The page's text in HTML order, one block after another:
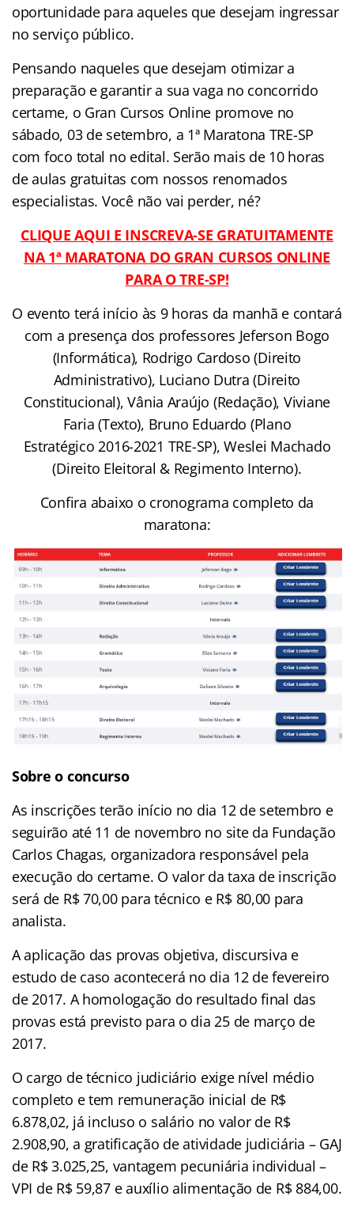
oportunidade para aqueles que desejam ingressar
no serviço público.
Pensando naqueles que desejam otimizar a
preparação e garantir a sua vaga no concorrido
certame, o Gran Cursos Online promove no
sábado, 03 de setembro, a 1ª Maratona TRE-SP
com foco total no edital. Serão mais de 10 horas
de aulas gratuitas com nossos renomados
especialistas. Você não vai perder, né?
CLIQUE AQUI E INSCREVA-SE GRATUITAMENTE
NA 1ª MARATONA DO GRAN CURSOS ONLINE
PARA O TRE-SP!
O evento terá início às 9 horas da manhã e contará
com a presença dos professores Jeferson Bogo
(Informática), Rodrigo Cardoso (Direito
Administrativo), Luciano Dutra (Direito
Constitucional), Vânia Araújo (Redação), Viviane
Faria (Texto), Bruno Eduardo (Plano
Estratégico 2016-2021 TRE-SP), Weslei Machado
(Direito Eleitoral & Regimento Interno).
Confira abaixo o cronograma completo da
maratona:
Sobre o concurso
As inscrições terão início no dia 12 de setembro e
seguirão até 11 de novembro no site da Fundação
Carlos Chagas, organizadora responsável pela
execução do certame. O valor da taxa de inscrição
será de R$ 70,00 para técnico e R$ 80,00 para
analista.
A aplicação das provas objetiva, discursiva e
estudo de caso acontecerá no dia 12 de fevereiro
de 2017. A homologação do resultado final das
provas está previsto para o dia 25 de março de
2017.
O cargo de técnico judiciário exige nível médio
completo e tem remuneração inicial de R$
6.878,02, já incluso o salário no valor de R$
2.908,90, a gratificação de atividade judiciária – GAJ
de R$ 3.025,25, vantagem pecuniária individual –
VPI de R$ 59,87 e auxílio alimentação de R$ 884,00.